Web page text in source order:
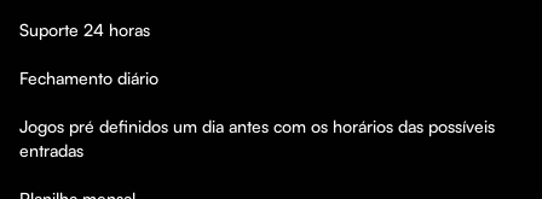
Suporte 24 horas
Fechamento diário
Jogos pré definidos um dia antes com os horários das possíveis
entradas